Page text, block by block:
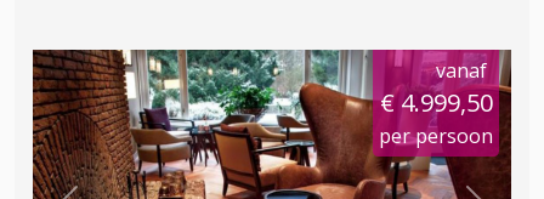
vanaf
€ 4.999,50
per persoon